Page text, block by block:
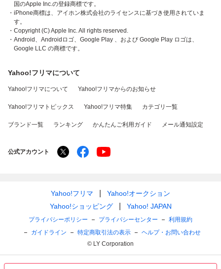
国のApple Inc.の登録商標です。
・iPhone商標は、アイホン株式会社のライセンスに基づき使用されていま
す。
・Copyright (C) Apple Inc. All rights reserved.
・Android、Androidロゴ、Google Play 、および Google Play ロゴは、
Google LLC の商標です。
Yahoo!フリマについて
Yahoo!フリマについて Yahoo!フリマからのお知らせ
Yahoo!フリマトピックス Yahoo!フリマ特集 カテゴリ一覧
ブランド一覧 ランキング かんたんご利用ガイド メール通知設定
公式アカウント
Yahoo!フリマ
Yahoo!オークション
Yahoo!ショッピング
Yahoo! JAPAN
プライバシーポリシー プライバシーセンター
利用規約
ガイドライン
特定商取引法の表示
ヘルプ・お問い合わせ
© LY Corporation